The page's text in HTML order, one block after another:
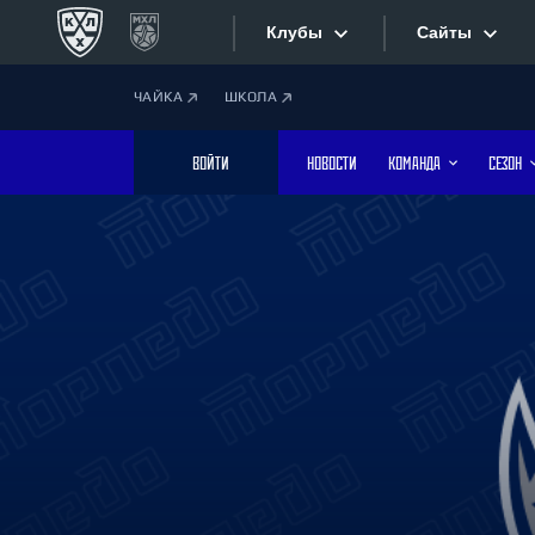
Клубы
Дивизион Боброва
Лада
Сайты
Фотобанк
ЧАЙКА ШКОЛА
ВОЙТИ НОВОСТИ КОМАНДА СЕЗОН